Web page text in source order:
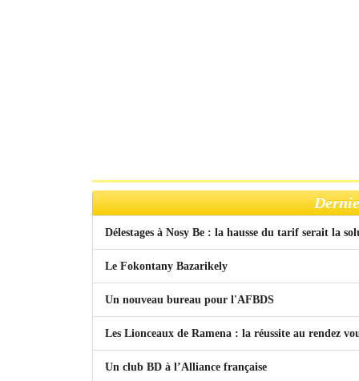
Délestages à Nosy Be : la hausse du tarif serait la
Le Fokontany Bazarikely
Un nouveau bureau pour l'AFBDS
Les Lionceaux de Ramena : la réussite au rendez
Un club BD à l’Alliance française